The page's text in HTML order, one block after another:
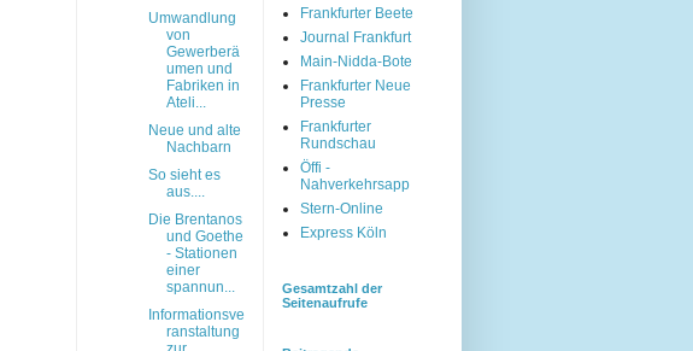
Umwandlung
von
Gewerberä
umen und
Fabriken in
Ateli...
Neue und alte
Nachbarn
So sieht es
aus....
Die Brentanos
und Goethe
- Stationen
einer
spannun...
Informationsve
ranstaltung
Frankfurter Beete
Journal Frankfurt
Main-Nidda-Bote
Frankfurter Neue
Presse
Frankfurter
Rundschau
Öffi -
Nahverkehrsapp
Stern-Online
Express Köln
Gesamtzahl der
Seitenaufrufe